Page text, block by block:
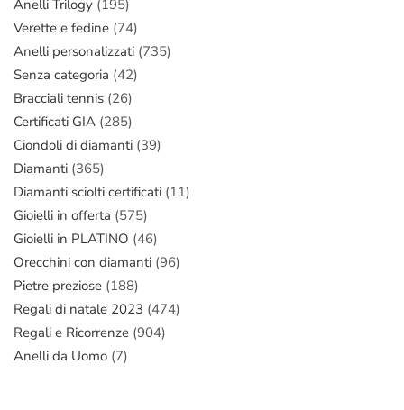
Anelli Trilogy (195)
Verette e fedine (74)
Anelli personalizzati (735)
Senza categoria (42)
Bracciali tennis (26)
Certificati GIA (285)
Ciondoli di diamanti (39)
Diamanti (365)
Diamanti sciolti certificati (11)
Gioielli in offerta (575)
Gioielli in PLATINO (46)
Orecchini con diamanti (96)
Pietre preziose (188)
Regali di natale 2023 (474)
Regali e Ricorrenze (904)
Anelli da Uomo (7)